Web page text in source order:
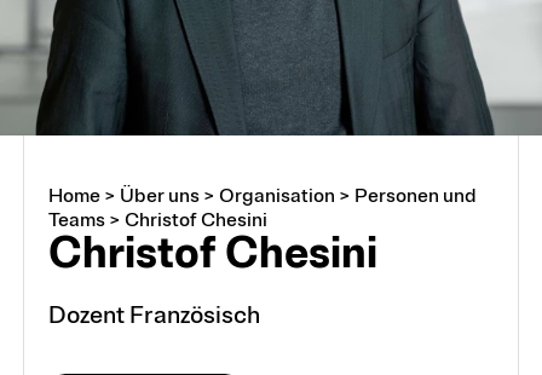
Über uns
Arbeiten an der PHTG
Home> Über uns> Organisation > Personen und
Teams> Christof Chesini
Christof Chesini
Dozent Französisch